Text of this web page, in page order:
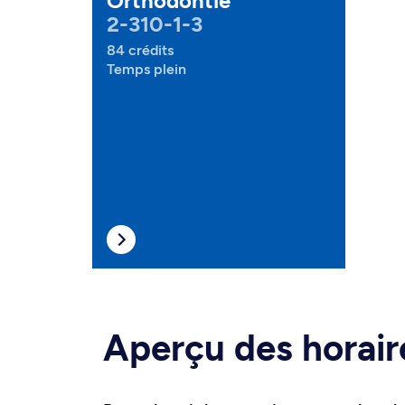
2-310-1-3
84 crédits
Temps plein
Aperçu des